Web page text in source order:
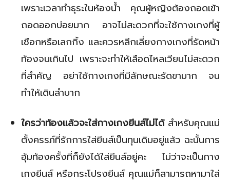
เพราะเวลาทำธุระในห้องน้ำ คุณผู้หญิงต้องถอดเข้า
ถอดออกบ่อยมาก อาจไม่สะดวกที่จะใช้กางเกงที่ผู้
เชือกหรือเลกกิ้ง และควรหลีกเลี่ยงกางเกงที่รัดหน้า
ท้องจนเกินไป เพราะจะทำให้เลือดไหลเวียนไม่สะดวก
ที่สำคัญ อย่าใช้กางเกงที่มีลักษณะรัดขามาก จน
ทำให้เดินลำบาก
ใครว่าท้องแล้วจะใส่กางเกงยีนส์ไม่ได้สำหรับคุณแม่
ตั้งครรภ์ที่รักการใส่ยีนส์เป็นทุนเดิมอยู่แล้ว ฉะนั้นการ
อุ้มท้องครั้งที่ก็ยังได้ใส่ยีนส์อยู่คะ ไม่ว่าจะเป็นกาง
เกงยีนส์ หรือกระโปรงยีนส์ คุณแม่ก็สามารถหามาใส่